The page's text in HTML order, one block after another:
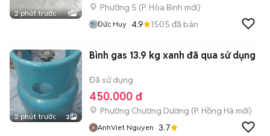
2 phút trước 1
Phường 5 (P. Hòa Bình mới)
Đức Huy 4.9 1505 đã bán
2 phút trước 2
Bình gas 13.9 kg xanh đã qua sử dụng
Đã sử dụng
450.000 đ
Phường Chương Dương (P. Hồng Hà mới)
AnhViet Nguyen 3.7